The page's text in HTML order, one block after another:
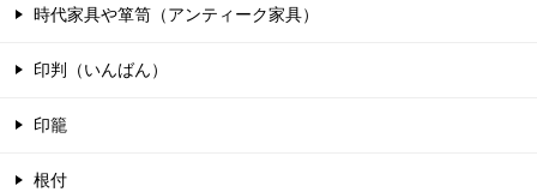
時代家具や箪笥（アンティーク家具）
印判（いんばん）
印籠
根付